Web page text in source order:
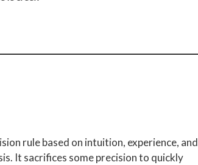
rule based on intuition, experience, and
It sacrifices some precision to quickly